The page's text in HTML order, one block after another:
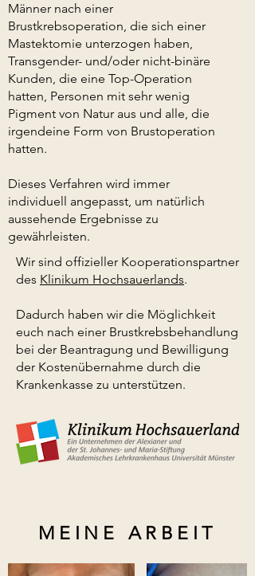
Männer nach einer
Brustkrebsoperation, die sich einer
Mastektomie unterzogen haben,
Transgender- und/oder nicht-binäre
Kunden, die eine Top-Operation
hatten, Personen mit sehr wenig
Pigment von Natur aus und alle, die
irgendeine Form von Brustoperation
hatten.
Dieses Verfahren wird immer
individuell angepasst, um natürlich
aussehende Ergebnisse zu
gewährleisten.
Wir sind offizieller Kooperationspartner
des Klinikum Hochsauerlands.
Dadurch haben wir die Möglichkeit
euch nach einer Brustkrebsbehandlung
bei der Beantragung und Bewilligung
der Kostenübernahme durch die
Krankenkasse zu unterstützen.
MEINE ARBEIT